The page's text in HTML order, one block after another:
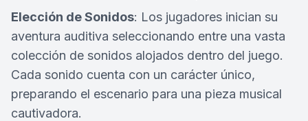
Elección de Sonidos: Los jugadores inician su
aventura auditiva seleccionando entre una vasta
colección de sonidos alojados dentro del juego.
Cada sonido cuenta con un carácter único,
preparando el escenario para una pieza musical
cautivadora.